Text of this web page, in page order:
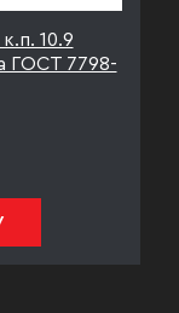
10.9
ГОСТ 7798-